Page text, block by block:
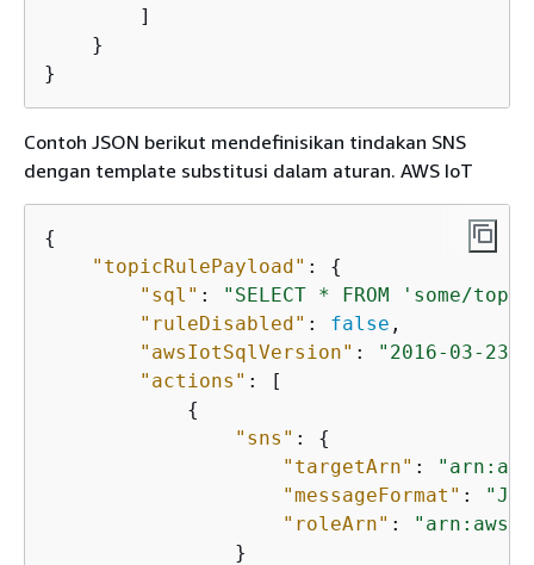
        ]
    }
}
Contoh JSON berikut mendefinisikan tindakan SNS
dengan template substitusi dalam aturan. AWS IoT
{
"topicRulePayload" : {
"sql" :
"SELECT * FROM 'some/
"ruleDisabled" : false ,
"awsIotSqlVersion" : "2016-03-23"
"actions" : [
{
"sns" : {
"targetArn" :
"messageFormat" :
"roleArn" :
                }